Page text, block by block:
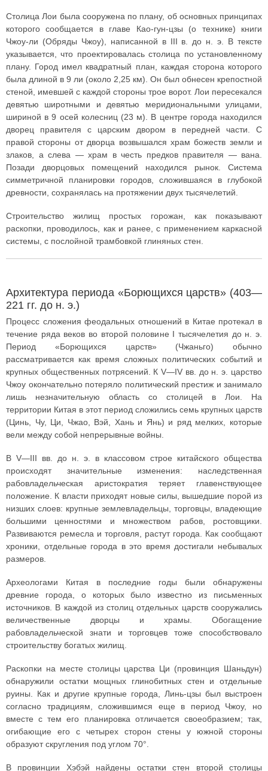
Столица Лои была сооружена по плану, об основных принципах
которого сообщается в главе Као-гун-цзы (о технике) книги
Чжоу-ли (Обряды Чжоу), написанной в III в. до н. э. В тексте
указывается, что проектировалась столица по установленному
плану. Город имел квадратный план, каждая сторона которого
была длиной в 9 ли (около 2,25 км). Он был обнесен крепостной
стеной, имевшей с каждой стороны трое ворот. Лои пересекался
девятью широтными и девятью меридиональными улицами,
шириной в 9 осей колесниц (23 м). В центре города находился
дворец правителя с царским двором в передней части. С
правой стороны от дворца возвышался храм божеств земли и
злаков, а слева — храм в честь предков правителя — вана.
Позади дворцовых помещений находился рынок. Система
симметричной планировки городов, сложившаяся в глубокой
древности, сохранялась на протяжении двух тысячелетий.
Строительство жилищ простых горожан, как показывают
раскопки, проводилось, как и ранее, с применением каркасной
системы, с послойной трамбовкой глиняных стен.
Архитектура периода «Борющихся царств» (403—
221 гг. до н. э.)
Процесс сложения феодальных отношений в Китае протекал в
течение ряда веков во второй половине I тысячелетия до н. э.
Период «Борющихся царств» (Чжаньго) обычно
рассматривается как время сложных политических событий и
крупных общественных потрясений. К V—IV вв. до н. э. царство
Чжоу окончательно потеряло политический престиж и занимало
лишь незначительную область со столицей в Лои. На
территории Китая в этот период сложились семь крупных царств
(Цинь, Чу, Ци, Чжао, Вэй, Хань и Янь) и ряд мелких, которые
вели между собой непрерывные войны.
В V—III вв. до н. э. в классовом строе китайского общества
происходят значительные изменения: наследственная
рабовладельческая аристократия теряет главенствующее
положение. К власти приходят новые силы, вышедшие порой из
низших слоев: крупные землевладельцы, торговцы, владеющие
большими ценностями и множеством рабов, ростовщики.
Развиваются ремесла и торговля, растут города. Как сообщают
хроники, отдельные города в это время достигали небывалых
размеров.
Археологами Китая в последние годы были обнаружены
древние города, о которых было известно из письменных
источников. В каждой из столиц отдельных царств сооружались
величественные дворцы и храмы. Обогащение
рабовладельческой знати и торговцев тоже способствовало
строительству богатых жилищ.
Раскопки на месте столицы царства Ци (провинция Шаньдун)
обнаружили остатки мощных глинобитных стен и отдельные
руины. Как и другие крупные города, Линь-цзы был выстроен
согласно традициям, сложившимся еще в период Чжоу, но
вместе с тем его планировка отличается своеобразием; так,
огибающие его с четырех сторон стены у южной стороны
образуют скругления под углом 70°.
В провинции Хэбэй найдены остатки стен второй столицы